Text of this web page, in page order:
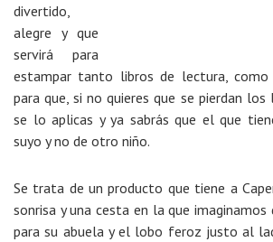
divertido,
alegre y que
servirá para
estampar tanto libros de lectura,
para que, si no quieres que se pierdan los
se lo aplicas y ya sabrás que el que
suyo y no de otro niño.
Se trata de un producto que tiene a
sonrisa y una cesta en la que
para su abuela y el lobo feroz justo al